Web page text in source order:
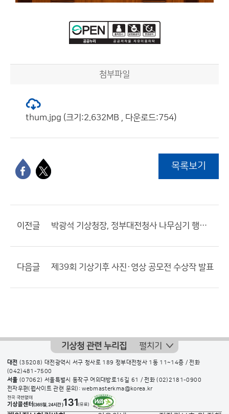
첨부파일
thum.jpg (크기:2.632MB , 다운로드:754)
목록보기
이전글 박광석 기상청장, 정부대전청사 나무심기 행사 참석
다음글 제39회 기상기후 사진·영상 공모전 수상작 발표
기상청 관련 누리집 펼치기
대전 (35208) 대전광역시 서구 청사로 189 정부대전청사 1동 11~14층 / 전화
(042)481-7500
서울 (07062) 서울특별시 동작구 여의대방로16길 61 / 전화(02)2181-0900
전자우편(웹사이트 관련 문의): webmasterkma@korea.kr